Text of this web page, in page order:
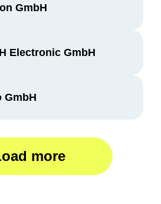
GmbH
Electronic GmbH
GmbH
more